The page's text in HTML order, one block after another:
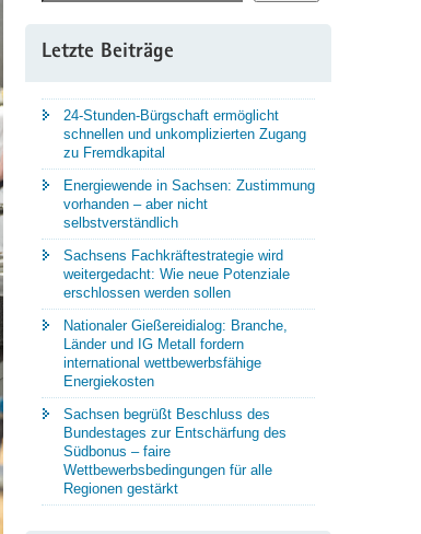
Letzte Beiträge
24-Stunden-Bürgschaft ermöglicht
schnellen und unkomplizierten Zugang
zu Fremdkapital
Energiewende in Sachsen: Zustimmung
vorhanden – aber nicht
selbstverständlich
Sachsens Fachkräftestrategie wird
weitergedacht: Wie neue Potenziale
erschlossen werden sollen
Nationaler Gießereidialog: Branche,
Länder und IG Metall fordern
international wettbewerbsfähige
Energiekosten
Sachsen begrüßt Beschluss des
Bundestages zur Entschärfung des
Südbonus – faire
Wettbewerbsbedingungen für alle
Regionen gestärkt